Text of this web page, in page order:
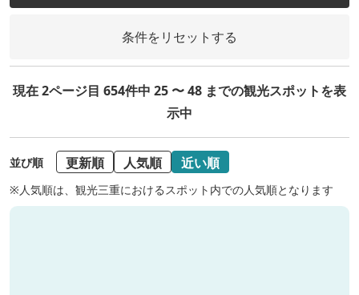
条件をリセットする
現在 2ページ目 654件中 25 〜 48 までの観光スポットを表
示中
並び順 更新順 人気順 近い順
※人気順は、観光三重におけるスポット内での人気順となります